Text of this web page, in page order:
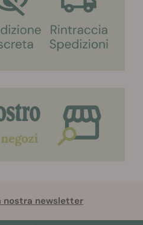
nostra newsletter